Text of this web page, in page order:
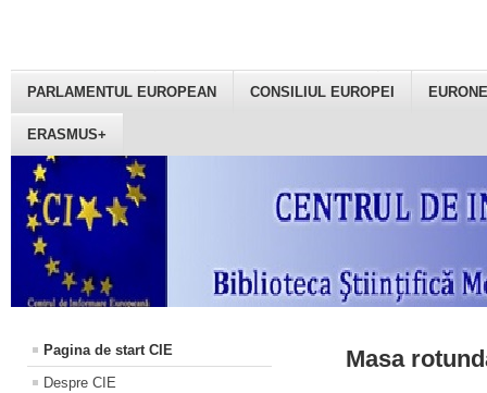
PARLAMENTUL EUROPEAN CONSILIUL EUROPEI
ERASMUS+
Pagina de start CIE
Despre CIE
Masa